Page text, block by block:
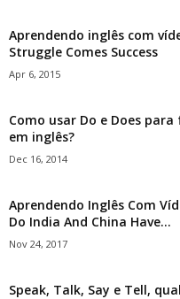
Aprendendo inglês com
Struggle Comes Success
Apr 6, 2015
Como usar Do e Does
em inglês?
Dec 16, 2014
Aprendendo Inglês Com
Do India And China Have...
Nov 24, 2017
Speak, Talk, Say e Tell,